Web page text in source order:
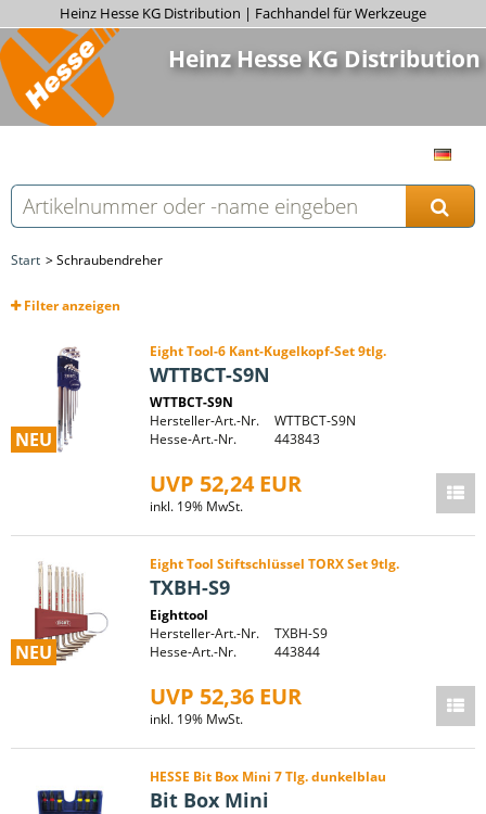
Heinz Hesse KG Distribution | Fachhandel für Werkzeuge
Heinz Hesse KG Distribution
Start Schraubendreher
Filteranzeigen
NEU
Eight Tool-6 Kant-Kugelkopf-Set 9tlg.
WTTBCT-S9N
WTTBCT-S9N
Hersteller-Art.-Nr.
WTTBCT-S9N
Hesse-Art.-Nr.
443843
UVP 52,24 EUR
inkl. 19% MwSt.
NEU
Eight Tool Stiftschlüssel TORX Set 9tlg.
TXBH-S9
Eighttool
Hersteller-Art.-Nr.
TXBH-S9
Hesse-Art.-Nr.
443844
UVP 52,36 EUR
inkl. 19% MwSt.
HESSE Bit Box Mini 7 Tlg. dunkelblau
Bit Box Mini